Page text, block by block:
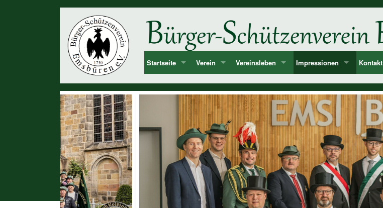
Startseite
Bekanntmachung & Termine
Dorf Emsbüren
Verein
Vorstand
Mitglieder
Junggesellen
Chronologie der Könige und Ämter
Vereinshistorie ab 1750
Vereinsleben
Unsere Feste und Veranstaltungen
Musik - Lieder - passende Worte PANIK-Orchester
Impressionen
2026
2025
2023
2022
2021
Kontakt